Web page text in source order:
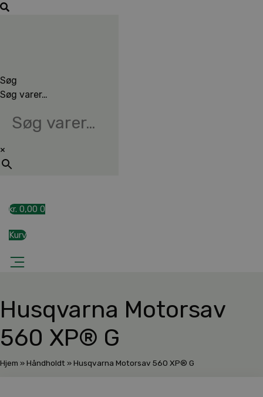
Søg
Søg varer…
×
kr. 0,00 0
Kurv
Husqvarna Motorsav
560 XP® G
Hjem »Håndholdt »Husqvarna Motorsav 560 XP® G